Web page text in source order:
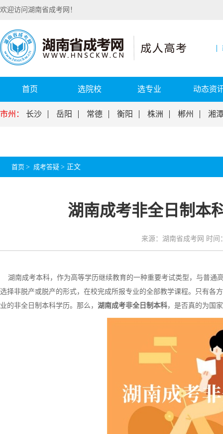
欢迎访问湖南省成考网！
首页 选院校 选专业 动态资
市州： 长沙 岳阳 常德 衡阳 株洲 郴州 湘
首页 > 成考答疑 > 正文
湖南成考非全日制本
来源：湖南省成考网 时间
湖南成考本科，作为高等学历继续教育的一种重要考试类型，与普通
选择非脱产或脱产的形式，在校完成所报专业的全部教学课程。只有各
业的非全日制本科学历。那么， 湖南成考非全日制本科，是否真的为国